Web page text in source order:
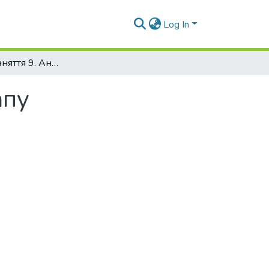
Log In
Практичне заняття 9. Аналіз ринку стартапу